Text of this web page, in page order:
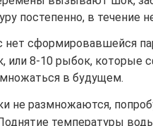
постепенно, в течение
нет сформировавшейся
или 8-10 рыбок,
в будущем.
не размножаются,
температуры